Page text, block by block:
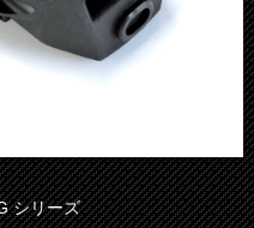
シリーズ